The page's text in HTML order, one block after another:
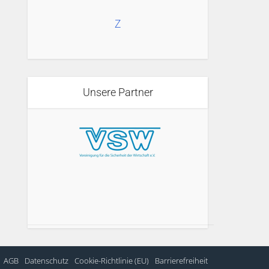
Z
Unsere Partner
AGB Datenschutz Cookie-Richtlinie (EU) Barrierefreiheit